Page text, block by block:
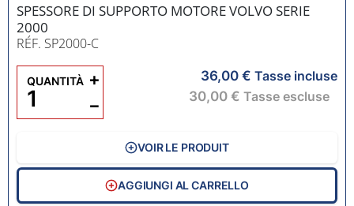
SPESSORE DI SUPPORTO MOTORE VOLVO SERIE
2000
RÉF. SP2000-C
36,00 € Tasse incluse
30,00 € Tasse escluse
QUANTITÀ
−
+
VOIR LE PRODUIT
AGGIUNGI AL CARRELLO